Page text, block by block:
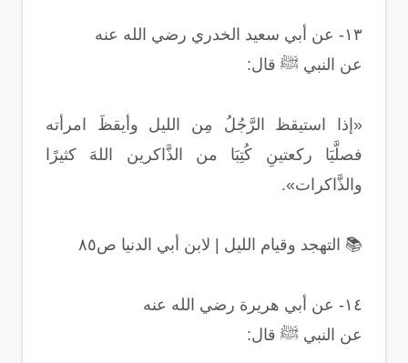
١٣- عن أبي سعيد الخدري رضي الله عنه
عن النبي ﷺ قال:
«إذا استيقظ الرَّجُلُ مِن الليل وأيقظَ امرأته
فصلَّيَا ركعتينِ كُتِبَا من الذَّاكرين اللهَ كثيرًا
والذَّاكرات».
📚 التهجد وقيام الليل | لابن أبي الدنيا ص٨٥
١٤- عن أبي هريرة رضي الله عنه
عن النبي ﷺ قال: